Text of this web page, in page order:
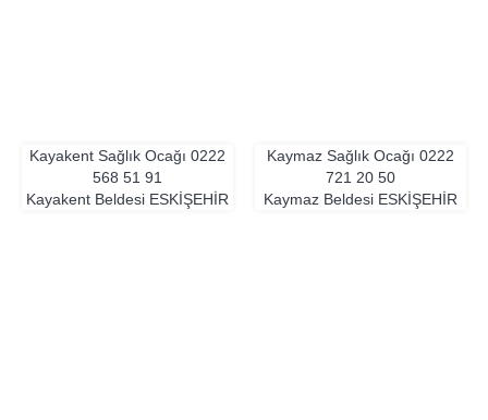
Kayakent Sağlık Ocağı 0222
568 51 91
Kayakent Beldesi ESKIŞEHIR
Kaymaz Sağlık Ocağı 0222
721 20 50
Kaymaz Beldesi ESKIŞEHIR